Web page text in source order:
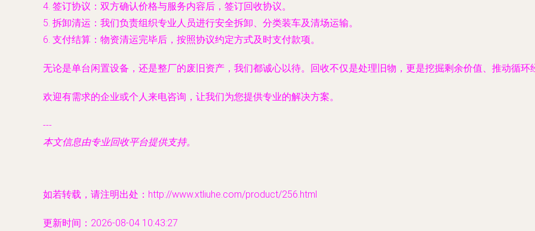
4. 签订协议 ：双方确认价格与服务内容后，签订回收协议。
5. 拆卸清运 ：我们负责组织专业人员进行安全拆卸、分类装车及清场运输。
6. 支付结算 ：物资清运完毕后，按照协议约定方式及时支付款项。
无论是单台闲置设备，还是整厂的废旧资产，我们都诚心以待。回收不仅是处理旧物，更是挖掘剩余价值、推动循环
欢迎有需求的企业或个人来电咨询，让我们为您提供专业的解决方案。
---
本文信息由专业回收平台提供支持。
如若转载，请注明出处：http://www.xtliuhe.com/product/256.html
更新时间：2026-08-04 10:43:27